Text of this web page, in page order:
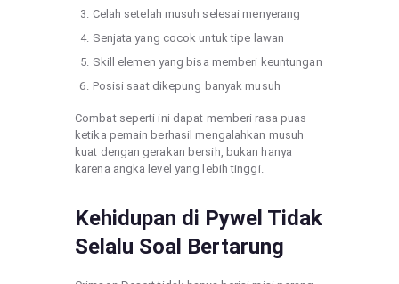
Celah setelah musuh selesai menyerang
Senjata yang cocok untuk tipe lawan
Skill elemen yang bisa memberi keuntungan
Posisi saat dikepung banyak musuh
Combat seperti ini dapat memberi rasa puas
ketika pemain berhasil mengalahkan musuh
kuat dengan gerakan bersih, bukan hanya
karena angka level yang lebih tinggi.
Kehidupan di Pywel Tidak
Selalu Soal Bertarung